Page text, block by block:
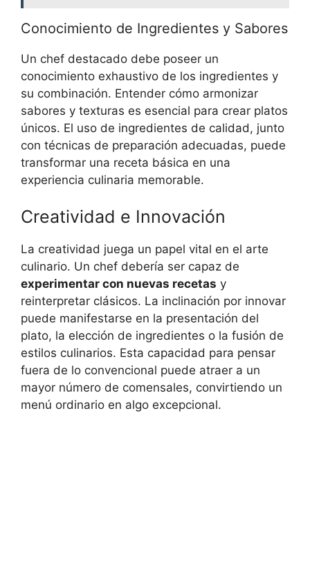
Conocimiento de Ingredientes y Sabores
Un chef destacado debe poseer un
conocimiento exhaustivo de los ingredientes y
su combinación. Entender cómo armonizar
sabores y texturas es esencial para crear platos
únicos. El uso de ingredientes de calidad, junto
con técnicas de preparación adecuadas, puede
transformar una receta básica en una
experiencia culinaria memorable.
Creatividad e Innovación
La creatividad juega un papel vital en el arte
culinario. Un chef debería ser capaz de
experimentar con nuevas recetas y
reinterpretar clásicos. La inclinación por innovar
puede manifestarse en la presentación del
plato, la elección de ingredientes o la fusión de
estilos culinarios. Esta capacidad para pensar
fuera de lo convencional puede atraer a un
mayor número de comensales, convirtiendo un
menú ordinario en algo excepcional.